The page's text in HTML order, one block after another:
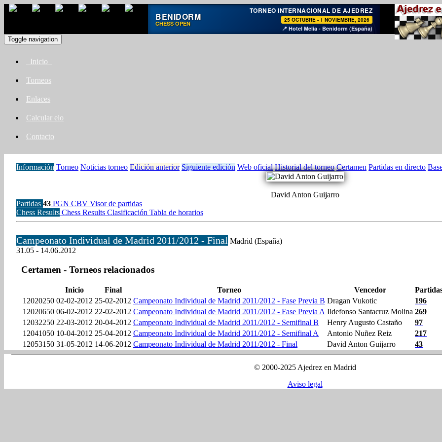
♞
BENIDORM
CHESS OPEN
TORNEO INTERNACIONAL DE AJEDREZ
25 OCTUBRE - 1 NOVIEMBRE, 2026
📍 Hotel Melia - Benidorm (España)
Toggle navigation
Inicio
Torneos
Enlaces
Calcular elo
Contacto
Información Torneo Noticias torneo Edición anterior Siguiente edición Web oficial Historial del torneo Certamen Partidas en directo
David Anton Guijarro
Partidas 43 PGN CBV Visor de partidas
Chess Results Chess Results Clasificación Tabla de horarios
Campeonato Individual de Madrid 2011/2012 - Final Madrid (España)
31.05 - 14.06.2012
Certamen - Torneos relacionados
Inicio Final Torneo Vencedor
12020250 02-02-2012 25-02-2012 Campeonato Individual de Madrid 2011/2012 - Fase Previa B Dragan Vukotic
196
12020650 06-02-2012 22-02-2012 Campeonato Individual de Madrid 2011/2012 - Fase Previa A Ildefonso Santacruz Molina 269
12032250 22-03-2012 20-04-2012 Campeonato Individual de Madrid 2011/2012 - Semifinal B Henry Augusto Castaño
97
12041050 10-04-2012 25-04-2012 Campeonato Individual de Madrid 2011/2012 - Semifinal A Antonio Nuñez Reiz
217
12053150 31-05-2012 14-06-2012 Campeonato Individual de Madrid 2011/2012 - Final David Anton Guijarro 43
© 2000-2025 Ajedrez en Madrid
Aviso legal